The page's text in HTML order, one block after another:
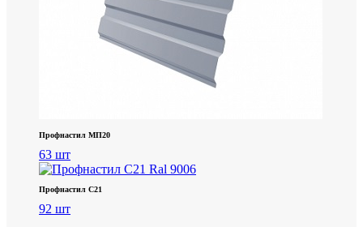
Профнастил МП20
63 шт
Профнастил С21
92 шт